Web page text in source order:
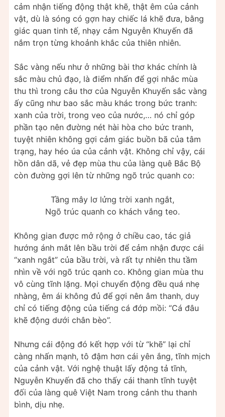
cảm nhận tiếng động thật khẽ, thật êm của cảnh
vật, dù là sóng có gợn hay chiếc lá khẽ đưa, bằng
giác quan tinh tế, nhạy cảm Nguyễn Khuyến đã
nắm trọn từng khoảnh khắc của thiên nhiên.
Sắc vàng nếu như ở những bài thơ khác chính là
sắc màu chủ đạo, là điểm nhấn để gợi nhắc mùa
thu thì trong câu thơ của Nguyễn Khuyến sắc vàng
ấy cũng như bao sắc màu khác trong bức tranh:
xanh của trời, trong veo của nước,… nó chỉ góp
phần tạo nên đường nét hài hòa cho bức tranh,
tuyệt nhiên không gợi cảm giác buồn bã của tâm
trạng, hay héo úa của cảnh vật. Không chỉ vậy, cái
hồn dân dã, vẻ đẹp mùa thu của làng quê Bắc Bộ
còn đường gợi lên từ những ngõ trúc quanh co:
Tầng mây lơ lửng trời xanh ngắt,
Ngõ trúc quanh co khách vắng teo.
Không gian được mở rộng ở chiều cao, tác giả
hướng ánh mắt lên bầu trời để cảm nhận được cái
“xanh ngắt” của bầu trời, và rất tự nhiên thu tầm
nhìn về với ngõ trúc qanh co. Không gian mùa thu
vô cùng tĩnh lặng. Mọi chuyển động đều quá nhẹ
nhàng, êm ái không đủ để gợi nên âm thanh, duy
chỉ có tiếng động của tiếng cá đớp mồi: “Cá đâu
khẽ động dưới chân bèo”.
Nhưng cái động đó kết hợp với từ “khẽ” lại chỉ
càng nhấn mạnh, tô đậm hơn cái yên ắng, tĩnh mịch
của cảnh vật. Với nghệ thuật lấy động tả tĩnh,
Nguyễn Khuyến đã cho thấy cái thanh tĩnh tuyệt
đối của làng quê Việt Nam trong cảnh thu thanh
bình, dịu nhẹ.